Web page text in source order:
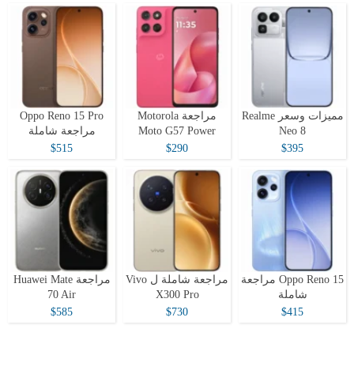
مميزات وسعر Realme
Neo 8
$395
مراجعة Motorola
Moto G57 Power
$290
Oppo Reno 15 Pro
مراجعة شاملة
$515
Oppo Reno 15 مراجعة
شاملة
$415
مراجعة شاملة ل Vivo
X300 Pro
$730
مراجعة Huawei Mate
70 Air
$585